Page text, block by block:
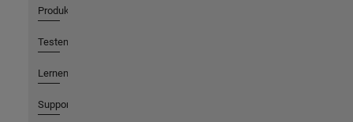
Produkte
Testen oder Kaufen
Lernen
Support